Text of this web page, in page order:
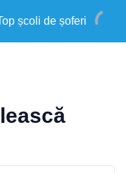
școli de șoferi